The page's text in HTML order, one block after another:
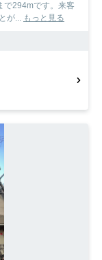
で294mです。来客
が... もっと見る